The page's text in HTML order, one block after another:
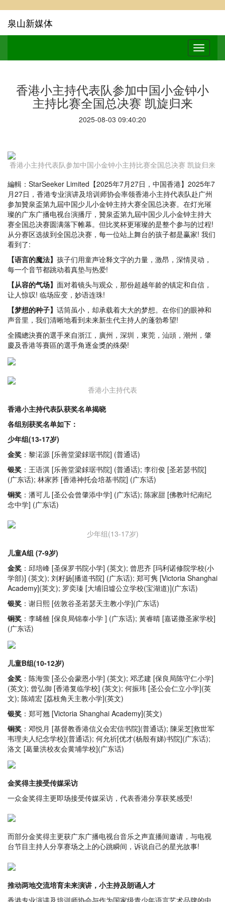
泉山新媒体
香港小主持代表队参加中国小金钟小
主持比赛全国总决赛 凯旋归来
2025-08-03 09:40:20
香港小主持代表队参加中国小金钟小主持比赛全国总决赛 凯旋归来
編輯：StarSeeker Limited【2025年7月27日，中国香港】2025年7
月27日，香港专业演讲及培训师协会率领香港小主持代表队赴广州
参加贊泉盃第九屆中国少儿小金钟主持大赛全国总决赛。在灯光璀
璨的广东广播电视台演播厅，贊泉盃第九屆中国少儿小金钟主持大
赛全国总决赛圆满落下帷幕。但比奖杯更璀璨的是整个参与的过程!
从分赛区选拔到全国总决赛，每一位站上舞台的孩子都是赢家! 我们
看到了:
【语言的魔法】 孩子们用童声诠释文字的力量，激昂，深情灵动，
每一个音节都跳动着真垫与热爱!
【从容的气场】 面对着镜头与观众，那份超越年龄的镇定和自信，
让人惊叹! 临场应变，妙语连珠!
【梦想的种子】 话筒虽小，却承载着大大的梦想。在你们的眼神和
声音里，我们清晰地看到未来新生代主持人的蓬勃希望!
全國總決賽的選手來自浙江，廣州，深圳，東莞，汕頭，潮州，肇
慶及香港等賽區的選手角逐金獎的殊榮!
香港小主持代表
香港小主持代表队获奖名单揭晓
各组别获奖名单如下：
少年组(13-17岁)
金奖 ：黎渃源 [乐善堂梁銶琚书院] (普通话)
银奖 ：王语淇 [乐善堂梁銶琚书院] (普通话); 李衍俊 [圣若瑟书院]
(广东话); 林家荞 [香港神托会培基书院] (广东话)
铜奖 ：潘可儿 [圣公会曾肇添中学] (广东话); 陈家甜 [佛教叶纪南纪
念中学] (广东话)
少年组(13-17岁)
儿童A组 (7-9岁)
金奖 ：邱培峰 [圣保罗书院小学] (英文); 曾思齐 [玛利诺修院学校(小
学部)] (英文); 刘籽扬[播道书院] (广东话); 郑可隽 [Victoria Shanghai
Academy](英文); 罗奕瑧 [大埔旧墟公立学校(宝湖道)](广东话)
银奖 ：谢日熙 [佐敦谷圣若瑟天主教小学](广东话)
铜奖 ：李晞雒 [保良局锦泰小学 ] (广东话); 黃睿晴 [嘉诺撒圣家学校]
(广东话)
儿童B组(10-12岁)
金奖 ：陈海萤 [圣公会蒙恩小学] (英文); 邓孞建 [保良局陈守仁小学]
(英文); 曾弘御 [香港复临学校] (英文); 何振玮 [圣公会仁立小学](英
文); 陈靖宏 [荔枝角天主教小学](英文)
银奖 ：郑可翘 [Victoria Shanghai Academy](英文)
铜奖 ：邓悦月 [基督教香港信义会宏信书院](普通话); 陳采芝[救世军
韦理夫人纪念学校](普通话); 何允祈[优才(杨殷有娣)书院](广东话);
洛文 [葛量洪校友会黄埔学校](广东话)
金奖得主接受传媒采访
一众金奖得主更即场接受传媒采访，代表香港分享获奖感受!
而部分金奖得主更获广东广播电视台音乐之声直播间邀请，与电视
台节目主持人分享赛场之上的心跳瞬间，诉说自己的星光故事!
推动两地交流培育未来演讲，小主持及朗诵人才
香港专业演讲及培训师协会与作为国家级青少年语言艺术品牌的中